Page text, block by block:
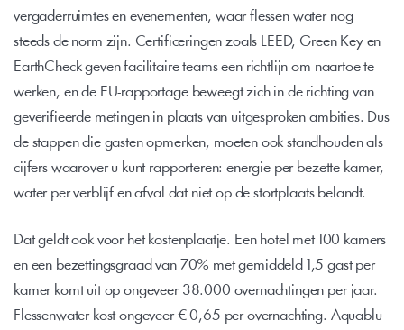
vergaderruimtes en evenementen, waar flessen water nog
steeds de norm zijn. Certificeringen zoals LEED, Green Key en
EarthCheck geven facilitaire teams een richtlijn om naartoe te
werken, en de EU-rapportage beweegt zich in de richting van
geverifieerde metingen in plaats van uitgesproken ambities. Dus
de stappen die gasten opmerken, moeten ook standhouden als
cijfers waarover u kunt rapporteren: energie per bezette kamer,
water per verblijf en afval dat niet op de stortplaats belandt.
Dat geldt ook voor het kostenplaatje. Een hotel met 100 kamers
en een bezettingsgraad van 70% met gemiddeld 1,5 gast per
kamer komt uit op ongeveer 38.000 overnachtingen per jaar.
Flessenwater kost ongeveer € 0,65 per overnachting. Aquablu